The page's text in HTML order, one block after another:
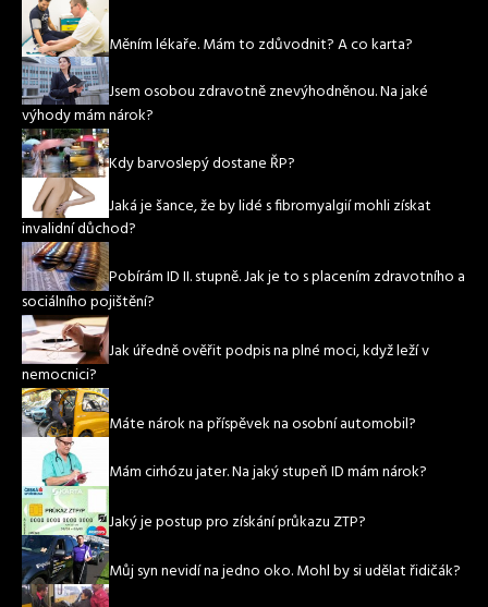
Měním lékaře. Mám to zdůvodnit? A co karta?
Jsem osobou zdravotně znevýhodněnou. Na jaké
výhody mám nárok?
Kdy barvoslepý dostane ŘP?
Jaká je šance, že by lidé s fibromyalgií mohli získat
invalidní důchod?
Pobírám ID II. stupně. Jak je to s placením zdravotního a
sociálního pojištění?
Jak úředně ověřit podpis na plné moci, když leží v
nemocnici?
Máte nárok na příspěvek na osobní automobil?
Mám cirhózu jater. Na jaký stupeň ID mám nárok?
Jaký je postup pro získání průkazu ZTP?
Můj syn nevidí na jedno oko. Mohl by si udělat řidičák?